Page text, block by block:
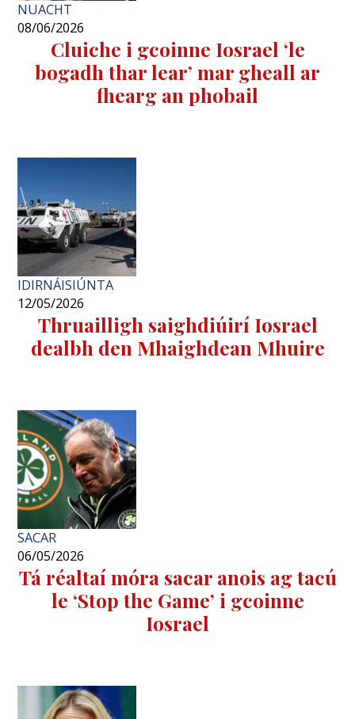
NUACHT
08/06/2026
Cluiche i gcoinne Iosrael ‘le
bogadh thar lear’ mar gheall ar
fhearg an phobail
IDIRNÁISIÚNTA
12/05/2026
Thruailligh saighdiúirí Iosrael
dealbh den Mhaighdean Mhuire
SACAR
06/05/2026
Tá réaltaí móra sacar anois ag tacú
le ‘Stop the Game’ i gcoinne
Iosrael